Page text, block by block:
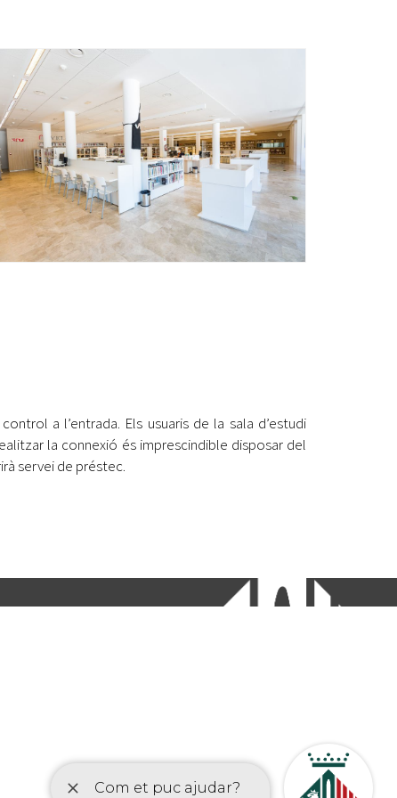
Retiment de Comptes
Accés a Informació Pública
Dades Obertes
Catàleg de Serveis i Tràmits
Entitats
Equipaments
Mercats Municipals
Webs Municipals
a l’entrada. Els usuaris de la sala d’estudi
la connexió és imprescindible disposar del
servei de préstec.